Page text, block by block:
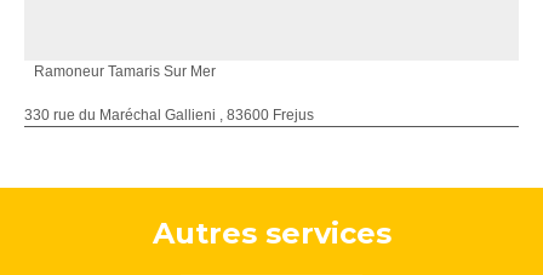
Ramoneur Tamaris Sur Mer
330 rue du Maréchal Gallieni , 83600 Frejus
Autres services